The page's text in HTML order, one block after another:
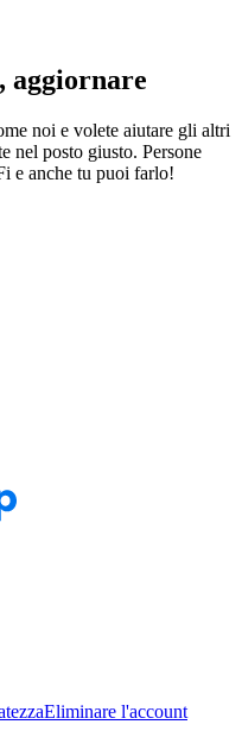
aggiornare
noi e volete aiutare gli altri
nel posto giusto. Persone
e anche tu puoi farlo!
Eliminare l'account